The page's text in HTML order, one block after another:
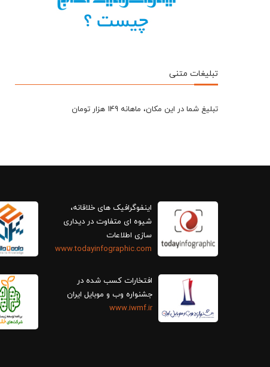
تبلیغات متنی
تبلیغ شما در این مکان، ماهانه 149 هزار تومان
اینفوگرافیک های خلاقانه،
سازی اطلاعات
www.todayinfographic.com
افتخارات کسب شده در
جشنواره وب و موبایل ایران
www.iwmf.ir